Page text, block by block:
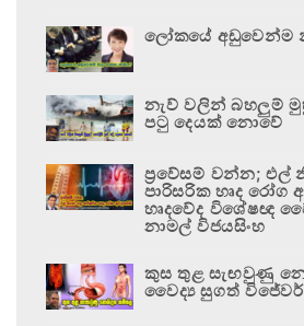
ලෝකයේ අඩුවෙන්ම
නැව් වලින් බහලුම්
පටු දෙයක් නොවේ
ප්‍රවේසම් වන්න;
පාරිසරික හෘද රෝග
හෘදවේද විශේෂඥ
නාමල් විජයසිංහ
කුස තුළ සැඟවුණු
වෛද්‍ය සුගත්